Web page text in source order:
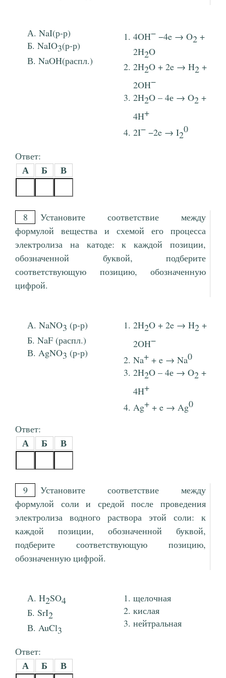
NaI(р-р)
NaIO3(р-р)
NaOH(распл.)
4OH− −4e → O2 +
2H2O
2H2O + 2e → H2 +
2OH−
2H2O – 4е → O2 +
4H+
2I− −2e → I20
Ответ:
А Б В
8
Установите соответствие между
формулой вещества и схемой его процесса
электролиза на катоде: к каждой позиции,
обозначенной буквой, подберите
соответствующую позицию, обозначенную
цифрой.
NaNO3 (р-р)
NaF (распл.)
AgNO3 (р-р)
2H2O + 2e → H2 +
2OH−
Na+ + e → Na0
2H2O – 4е → O2 +
4H+
Ag+ + e → Ag0
Ответ:
А Б В
9
Установите соответствие между
формулой соли и средой после проведения
электролиза водного раствора этой соли: к
каждой позиции, обозначенной буквой,
подберите соответствующую позицию,
обозначенную цифрой.
H2SO4
SrI2
AuCl3
щелочная
кислая
нейтральная
Ответ:
А Б В